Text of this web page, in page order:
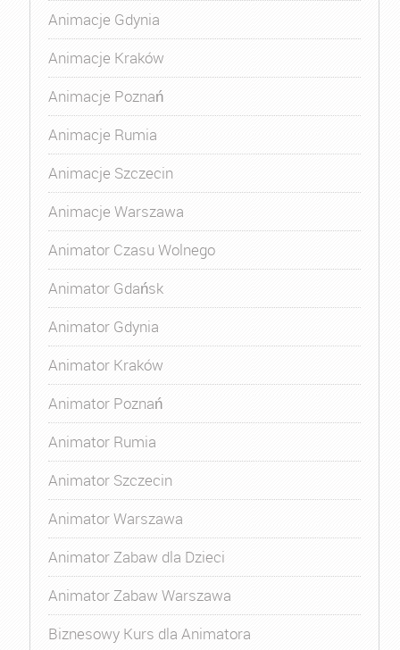
Animacje Gdynia
Animacje Kraków
Animacje Poznań
Animacje Rumia
Animacje Szczecin
Animacje Warszawa
Animator Czasu Wolnego
Animator Gdańsk
Animator Gdynia
Animator Kraków
Animator Poznań
Animator Rumia
Animator Szczecin
Animator Warszawa
Animator Zabaw dla Dzieci
Animator Zabaw Warszawa
Biznesowy Kurs dla Animatora